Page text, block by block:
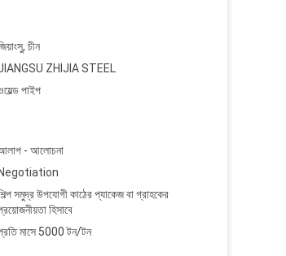
চীন
ZHIJIA STEEL
পাইপ
- আলোচনা
Negotiation
সমুদ্র উপযোগী কাঠের প্যাকেজ বা গ্রাহকের
হিসাবে
মাসে 5000 টন/টন